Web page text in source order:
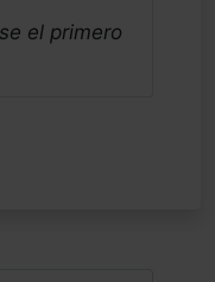
2, ahora
e intensa
el primero